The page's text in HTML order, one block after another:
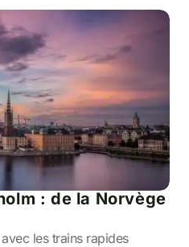
: de la Norvège
les trains rapides